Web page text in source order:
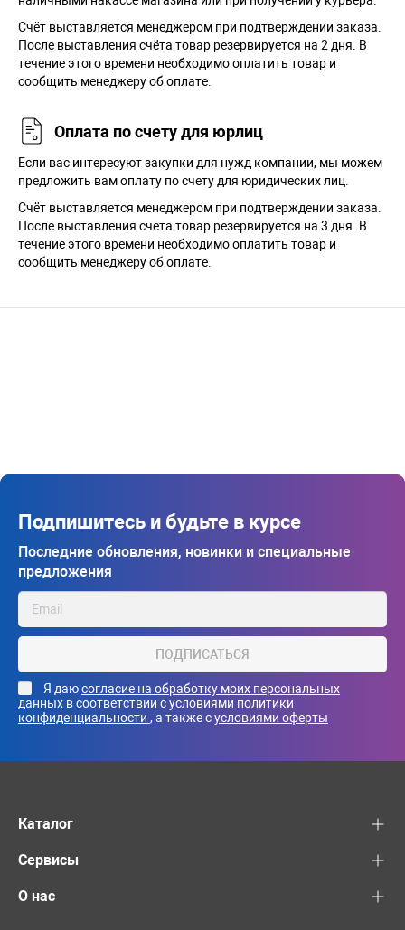
Cчёт выставляется менеджером при подтверждении заказа.
После выставления счёта товар резервируется на 2 дня. В
течение этого времени необходимо оплатить товар и
сообщить менеджеру об оплате.
Оплата по счету для юрлиц
Если вас интересуют закупки для нужд компании, мы можем
предложить вам оплату по счету для юридических лиц.
Счёт выставляется менеджером при подтверждении заказа.
После выставления счета товар резервируется на 3 дня. В
течение этого времени необходимо оплатить товар и
сообщить менеджеру об оплате.
Подпишитесь и будьте в курсе
Последние обновления, новинки и специальные
предложения
ПОДПИСАТЬСЯ
Я даюсогласие на обработку моих персональных
данных в соответствии с условиями политики
конфиденциальности , а также сусловиями оферты
Каталог
Сервисы
О нас